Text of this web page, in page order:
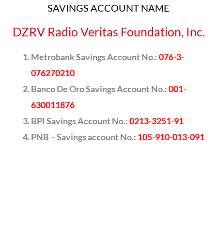
SAVINGS ACCOUNT NAME
DZRV Radio Veritas Foundation, Inc.
Metrobank Savings Account No.:076-3-
076270210
Banco De Oro Savings Account No.:001-
630011876
BPI Savings Account No.:0213-3251-91
PNB – Savings account No.: 105-910-013-091